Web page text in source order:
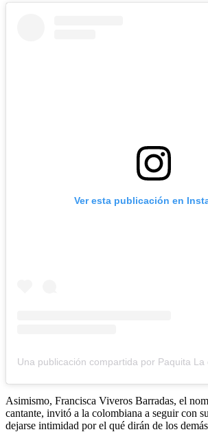
Ver esta publicación en
Asimismo, Francisca Viveros Barradas, el
cantante, invitó a la colombiana a seguir con
dejarse intimidad por el qué dirán de los